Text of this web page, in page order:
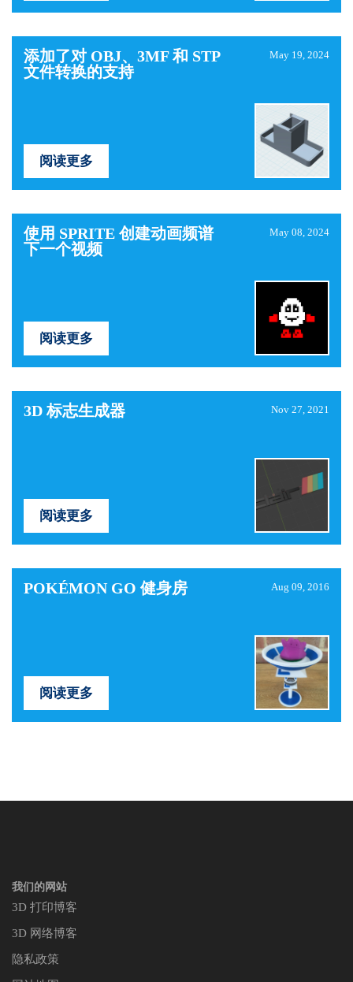
添加了对 OBJ、3MF 和 STP
文件转换的支持
May 19, 2024
阅读更多
使用 SPRITE 创建动画频谱
下一个视频
May 08, 2024
阅读更多
3D 标志生成器 Nov 27, 2021
阅读更多
POKÉMON GO 健身房 Aug 09, 2016
阅读更多
我们的网站
3D 打印博客
3D 网络博客
隐私政策